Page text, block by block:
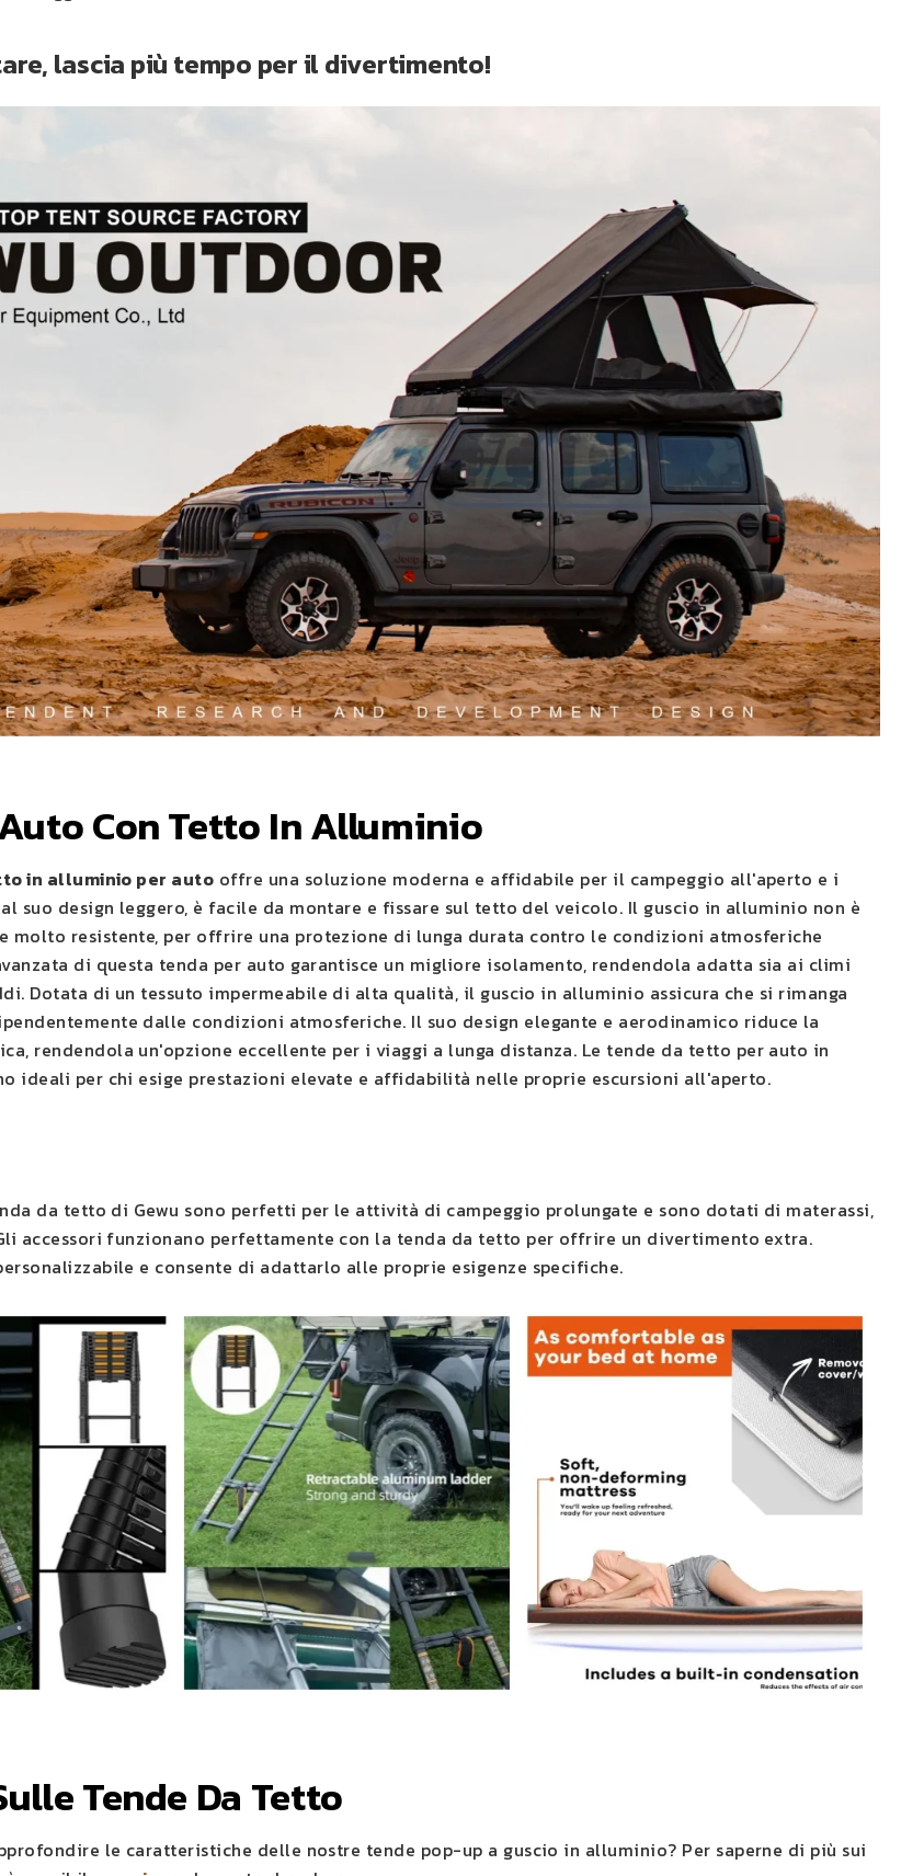
lascia più tempo per il divertimento!
Con Tetto In Alluminio
in alluminio per auto offre una soluzione moderna e affidabile per il campeggio all'aperto e i
suo design leggero, è facile da montare e fissare sul tetto del veicolo. Il guscio in alluminio non è
molto resistente, per offrire una protezione di lunga durata contro le condizioni atmosferiche
di questa tenda per auto garantisce un migliore isolamento, rendendola adatta sia ai climi
Dotata di un tessuto impermeabile di alta qualità, il guscio in alluminio assicura che si rimanga
dalle condizioni atmosferiche. Il suo design elegante e aerodinamico riduce la
rendendola un'opzione eccellente per i viaggi a lunga distanza. Le tende da tetto per auto in
ideali per chi esige prestazioni elevate e affidabilità nelle proprie escursioni all'aperto.
da tetto di Gewu sono perfetti per le attività di campeggio prolungate e sono dotati di materassi,
accessori funzionano perfettamente con la tenda da tetto per offrire un divertimento extra.
e consente di adattarlo alle proprie esigenze specifiche.
Tende Da Tetto
le caratteristiche delle nostre tende pop-up a guscio in alluminio? Per saperne di più sui